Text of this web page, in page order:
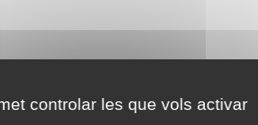
controlar les que vols activar